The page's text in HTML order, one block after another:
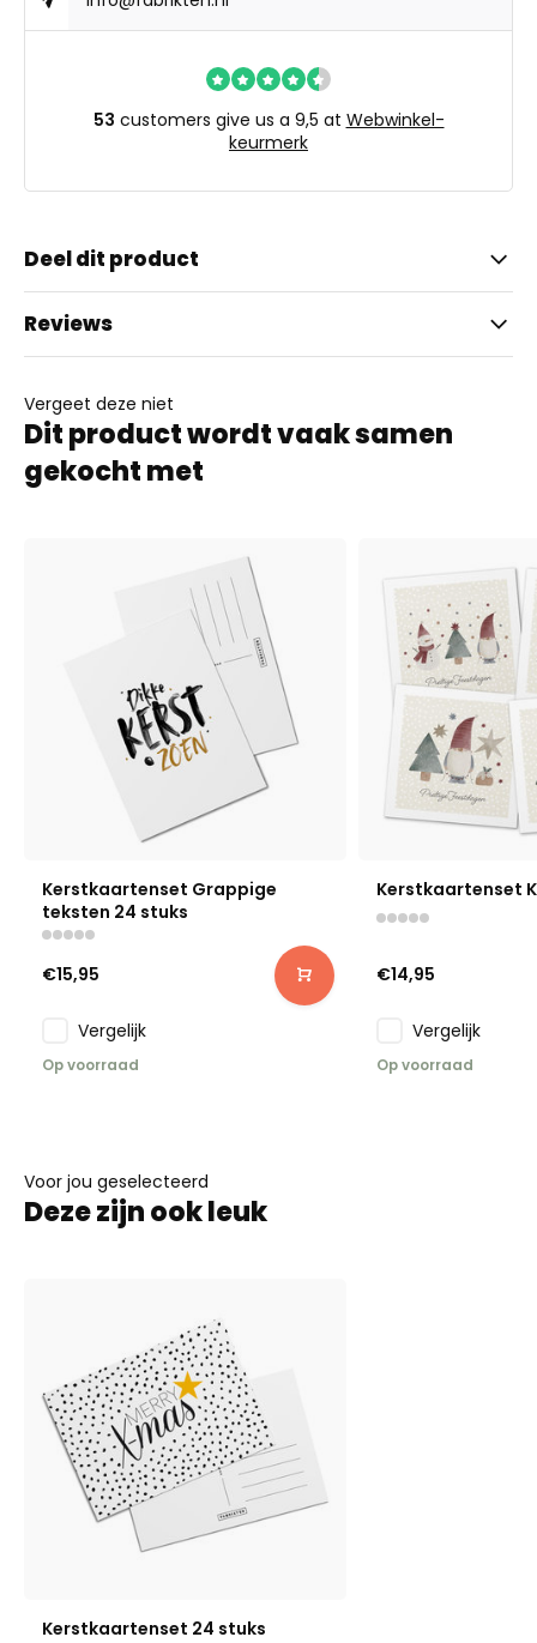
53 customers give us a 9,5 at Webwinkel-
keurmerk
Deel dit product
Reviews
Vergeet deze niet
Dit product wordt vaak samen
gekocht met
Kerstkaartenset Grappige
teksten 24 stuks
€15,95
Vergelijk
Op voorraad
Kerstkaartenset
€14,95
Vergelijk
Op voorraad
Voor jou geselecteerd
Deze zijn ook leuk
Kerstkaartenset 24 stuks